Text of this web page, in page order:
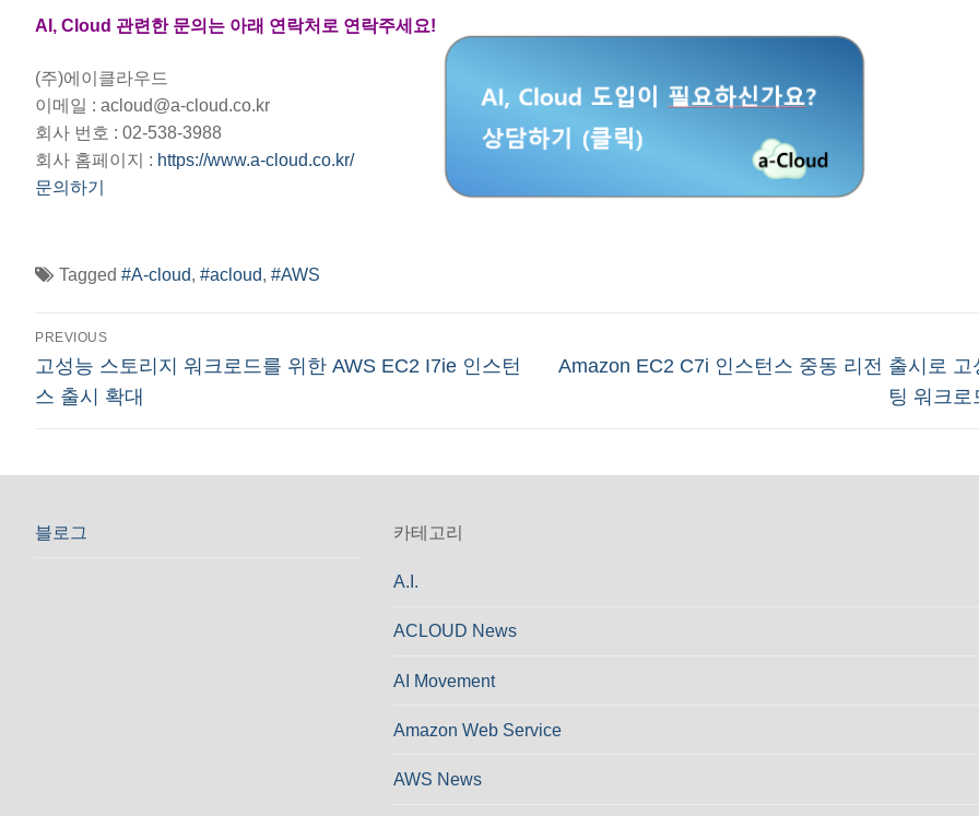
AI, Cloud 관련한 문의는 아래 연락처로 연락주세요!
(주)에이클라우드
이메일 : acloud@a-cloud.co.kr
회사 번호 : 02-538-3988
회사 홈페이지 : https://www.a-cloud.co.kr/
문의하기
Tagged #A-cloud, #acloud, #AWS
글
탐
색
PREVIOUS
Previous
post:
고성능 스토리지 워크로드를 위한 AWS EC2 I7ie 인스턴
스 출시 확대
Next
Amazon EC2 C7i 인스턴스 중동 리전 출시로 고
팅 워크로
블로그 카테고리
A.I.
ACLOUD News
AI Movement
Amazon Web Service
AWS News